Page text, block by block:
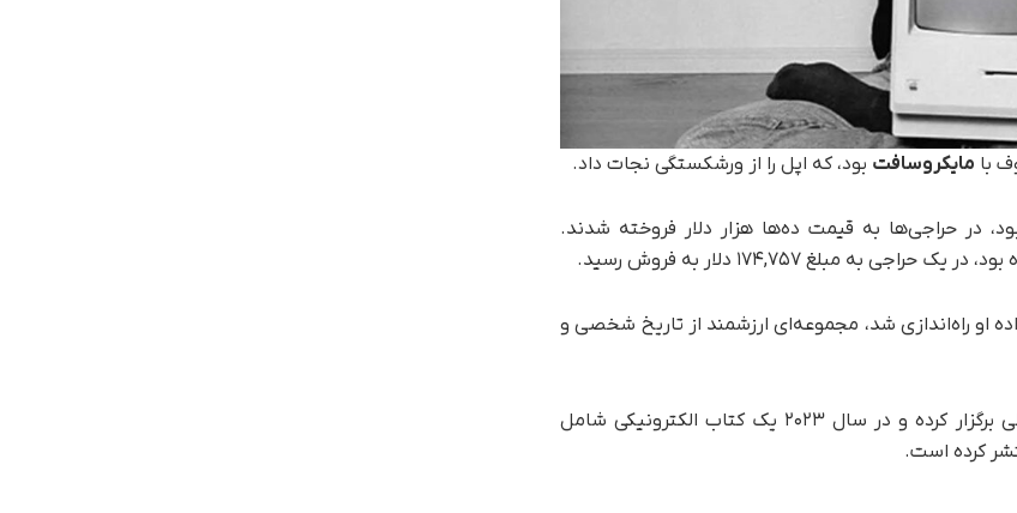
با مایکروسافت بود، که اپل را از ورشکستگی نجات داد.
در حراجی‌ها به قیمت ده‌ها هزار دلار فروخته شدند.
توسط دوستان و خانواده او راه‌اندازی شد، مجموعه‌ای ارزشمند از تاریخ شخصی و
این بایگانی از آن زمان تاکنون، چندین نمایشگاه دیجیتالی برگزار کرده و در سال ۲۰۲۳ یک کتاب الکترونیکی شامل
کرده است.